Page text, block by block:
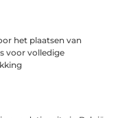
het plaatsen van
voor volledige